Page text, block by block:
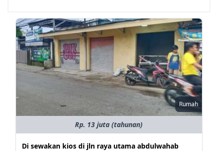
Rumah
Rp. 13 juta (tahunan)
Di sewakan kios di jln raya utama abdulwahab